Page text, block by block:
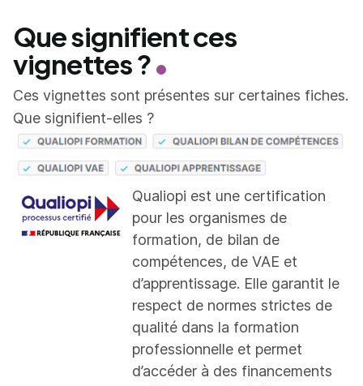
Que signifient ces
vignettes ?
Ces vignettes sont présentes sur certaines fiches.
Que signifient-elles ?
Qualiopi est une certification
pour les organismes de
formation, de bilan de
compétences, de VAE et
d’apprentissage. Elle garantit le
respect de normes strictes de
qualité dans la formation
professionnelle et permet
d’accéder à des financements